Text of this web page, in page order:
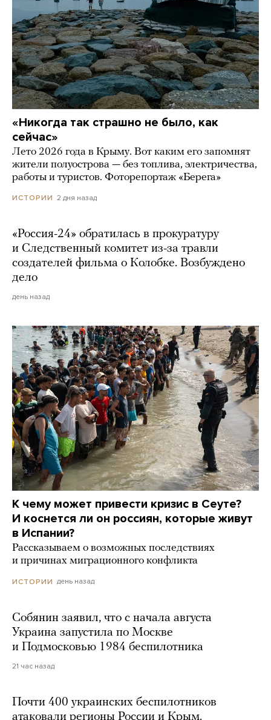
«Никогда так страшно не было, как
сейчас»
Лето 2026 года в Крыму. Вот каким его запомнят
жители полуострова — без топлива, электричества,
работы и туристов. Фоторепортаж «Берега»
ИСТОРИИ 2 дня назад
«Россия-24» обратилась в прокуратуру
и Следственный комитет из-за травли
создателей фильма о Колобке. Возбуждено
дело
день назад
К чему может привести кризис в Сеуте?
И коснется ли он россиян, которые живут
в Испании?
Рассказываем о возможных последствиях
и причинах миграционного конфликта
ИСТОРИИ день назад
Собянин заявил, что с начала августа
Украина запустила по Москве
и Подмосковью 1984 беспилотника
21 час назад
Почти 400 украинских беспилотников
атаковали регионы России и Крым.